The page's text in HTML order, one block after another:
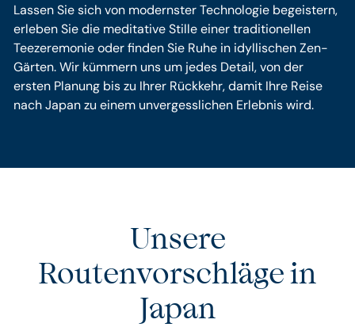
Lassen Sie sich von modernster Technologie begeistern,
erleben Sie die meditative Stille einer traditionellen
Teezeremonie oder finden Sie Ruhe in idyllischen Zen-
Gärten. Wir kümmern uns um jedes Detail, von der
ersten Planung bis zu Ihrer Rückkehr, damit Ihre Reise
nach Japan zu einem unvergesslichen Erlebnis wird.
Unsere
Routenvorschläge in
Japan